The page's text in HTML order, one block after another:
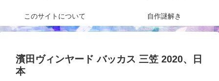
このサイトについて 自作謎解き
濱田ヴィンヤード バッカス 三笠 2020、日
本